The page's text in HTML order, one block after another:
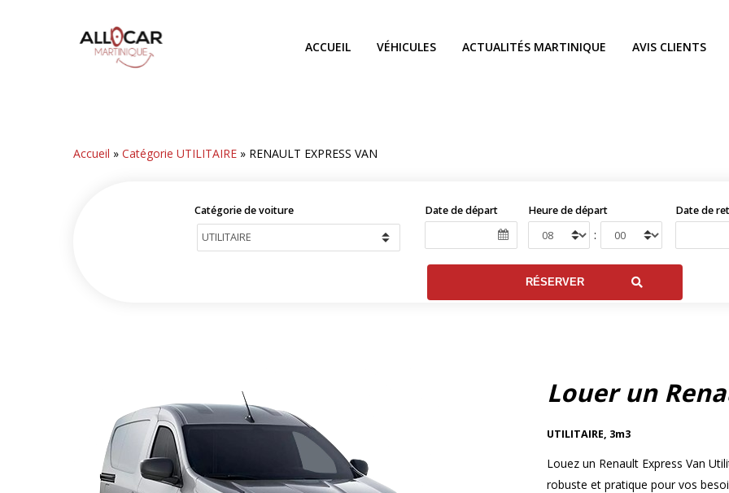
ACCUEIL VÉHICULES ACTUALITÉS MARTINIQUE AVIS CLIENTS
Accueil »Catégorie UTILITAIRE » RENAULT EXPRESS VAN
Catégorie de voiture Date de départ Heure de départ
:
Date de
Louer un
UTILITAIRE, 3m3
Louez un Renault Express Van
robuste et pratique pour vos